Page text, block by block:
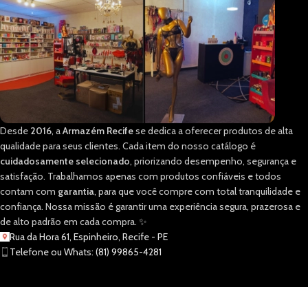
Desde 2016, aArmazém Recifese dedica a oferecer produtos de alta
qualidade para seus clientes. Cada item do nosso catálogo é
cuidadosamente selecionado, priorizando desempenho, segurança e
satisfação. Trabalhamos apenas com produtos confiáveis e todos
contam com garantia, para que você compre com total tranquilidade e
confiança. Nossa missão é garantir uma experiência segura, prazerosa e
de alto padrão em cada compra. ✨
Rua da Hora 61, Espinheiro, Recife - PE
Telefone ou Whats: (81) 99865-4281